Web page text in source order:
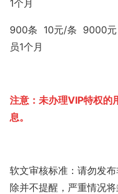
1个月
900条 10元/条 9000元
员1个月
注意：未办理VIP特权的
息。
软文审核标准：请勿发
除并不提醒，严重情况